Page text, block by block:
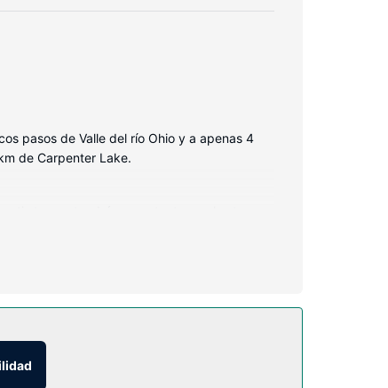
pasos de Valle del río Ohio y a apenas 4
de Carpenter Lake.
de higiene personal gratuitos y